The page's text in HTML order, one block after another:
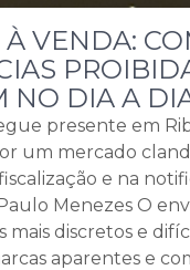
VENDA:
NO DIA A
presente em
um mercado
e na
Menezes O
mais discretos e
aparentes e